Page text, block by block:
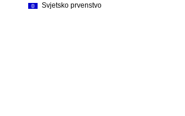
Svjetsko prvenstvo